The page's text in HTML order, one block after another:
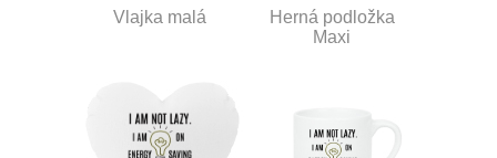
Vlajka malá
Herná podložka
Maxi